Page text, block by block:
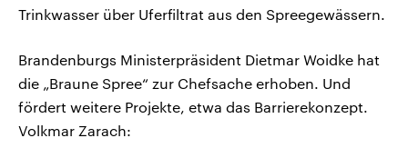
Trinkwasser über Uferfiltrat aus den Spreegewässern.
Brandenburgs Ministerpräsident Dietmar Woidke hat
die „Braune Spree“ zur Chefsache erhoben. Und
fördert weitere Projekte, etwa das Barrierekonzept.
Volkmar Zarach: